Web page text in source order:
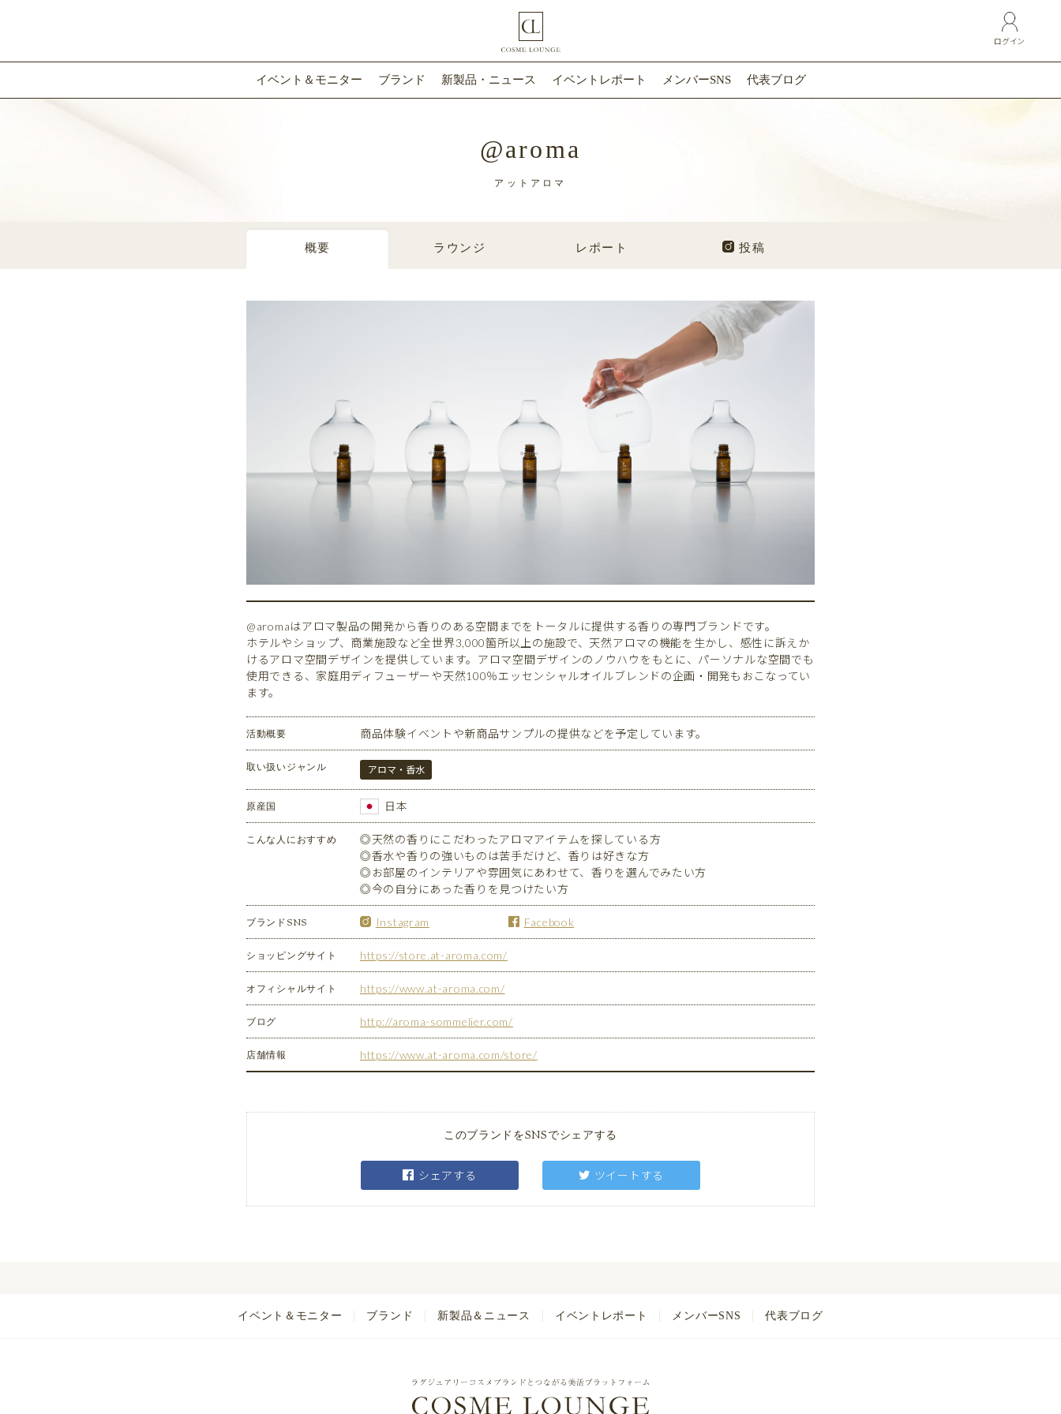
ログイン
イベント＆モニター ブランド 新製品・ニュース イベントレポート メンバーSNS 代表ブログ
@aroma
アットアロマ
概要 ラウンジ レポート 投稿
@aromaはアロマ製品の開発から香りのある空間までをトータルに提供する香りの専門ブランドです。
ホテルやショップ、商業施設など全世界3,000箇所以上の施設で、天然アロマの機能を生かし、感性に訴えか
けるアロマ空間デザインを提供しています。アロマ空間デザインのノウハウをもとに、パーソナルな空間でも
使用できる、家庭用ディフューザーや天然100％エッセンシャルオイルブレンドの企画・開発もおこなってい
ます。
活動概要 商品体験イベントや新商品サンプルの提供などを予定しています。
取い扱いジャンル アロマ・香水
原産国 日本
こんな人におすすめ
◎天然の香りにこだわったアロマアイテムを探している方
◎香水や香りの強いものは苦手だけど、香りは好きな方
◎お部屋のインテリアや雰囲気にあわせて、香りを選んでみたい方
◎今の自分にあった香りを見つけたい方
ブランドSNS Instagram Facebook
ショッピングサイト https://store.at-aroma.com/
オフィシャルサイト https://www.at-aroma.com/
ブログ http://aroma-sommelier.com/
店舗情報 https://www.at-aroma.com/store/
このブランドをSNSでシェアする
シェアする ツイートする
イベント＆モニター ブランド 新製品＆ニュース イベントレポート メンバーSNS 代表ブログ